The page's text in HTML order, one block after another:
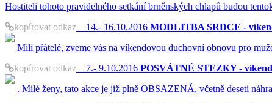
Hostiteli tohoto pravidelného setkání brněnských chlapů budou
kopírovat odkaz 14.- 16.10.2016 MODLITBA SRDCE -
Milí přátelé, zveme vás na víkendovou duchovní obnovu pro
kopírovat odkaz 7.- 9.10.2016 POSVÁTNÉ STEZKY -
. Milé ženy, tato akce je již plně OBSAZENÁ, včetně deseti